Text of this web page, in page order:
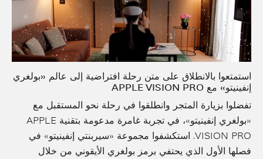
استمتعوا بالانطلاق على متن رحلة افتراضية إلى عالم «بولغري
إنفينيتو» مع APPLE VISION PRO
تفضلوا بزيارة المتجر وانطلقوا في رحلة نحو المستقبل مع
«بولغري إنفينيتو»، في تجربة غامرة مدعومة بتقنية APPLE
VISION PRO. استكشفوا مجموعة «سيربنتي إنفينيتو» في
فصلها الأول الذي يحتفي برمز بولغري الأيقوني من خلال